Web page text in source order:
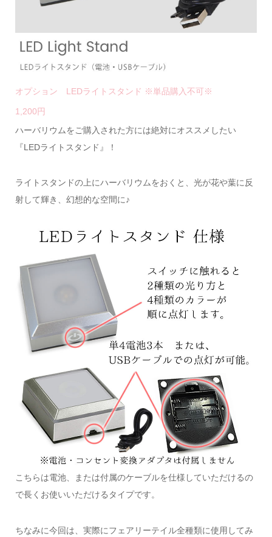
オプション LEDライトスタンド ※単品購入不可※
1,200円
ハーバリウムをご購入された方には絶対にオススメしたい
『LEDライトスタンド』！
ライトスタンドの上にハーバリウムをおくと、光が花や葉に反
射して輝き、幻想的な空間に♪
こちらは電池、または付属のケーブルを仕様していただけるの
で長くお使いいただけるタイプです。
ちなみに今回は、実際にフェアリーテイル全種類に使用してみ